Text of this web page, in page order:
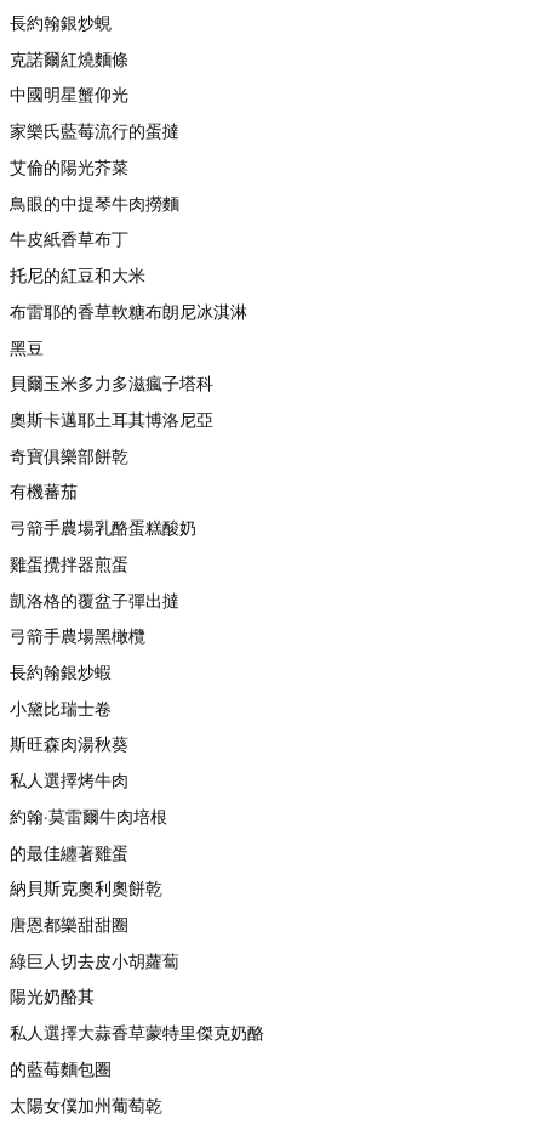
長約翰銀炒蜆
克諾爾紅燒麵條
中國明星蟹仰光
家樂氏藍莓流行的蛋撻
艾倫的陽光芥菜
鳥眼的中提琴牛肉撈麵
牛皮紙香草布丁
托尼的紅豆和大米
布雷耶的香草軟糖布朗尼冰淇淋
黑豆
貝爾玉米多力多滋瘋子塔科
奧斯卡邁耶土耳其博洛尼亞
奇寶俱樂部餅乾
有機蕃茄
弓箭手農場乳酪蛋糕酸奶
雞蛋攪拌器煎蛋
凱洛格的覆盆子彈出撻
弓箭手農場黑橄欖
長約翰銀炒蝦
小黛比瑞士卷
斯旺森肉湯秋葵
私人選擇烤牛肉
約翰·莫雷爾牛肉培根
的最佳纏著雞蛋
納貝斯克奧利奧餅乾
唐恩都樂甜甜圈
綠巨人切去皮小胡蘿蔔
陽光奶酪其
私人選擇大蒜香草蒙特里傑克奶酪
的藍莓麵包圈
太陽女僕加州葡萄乾